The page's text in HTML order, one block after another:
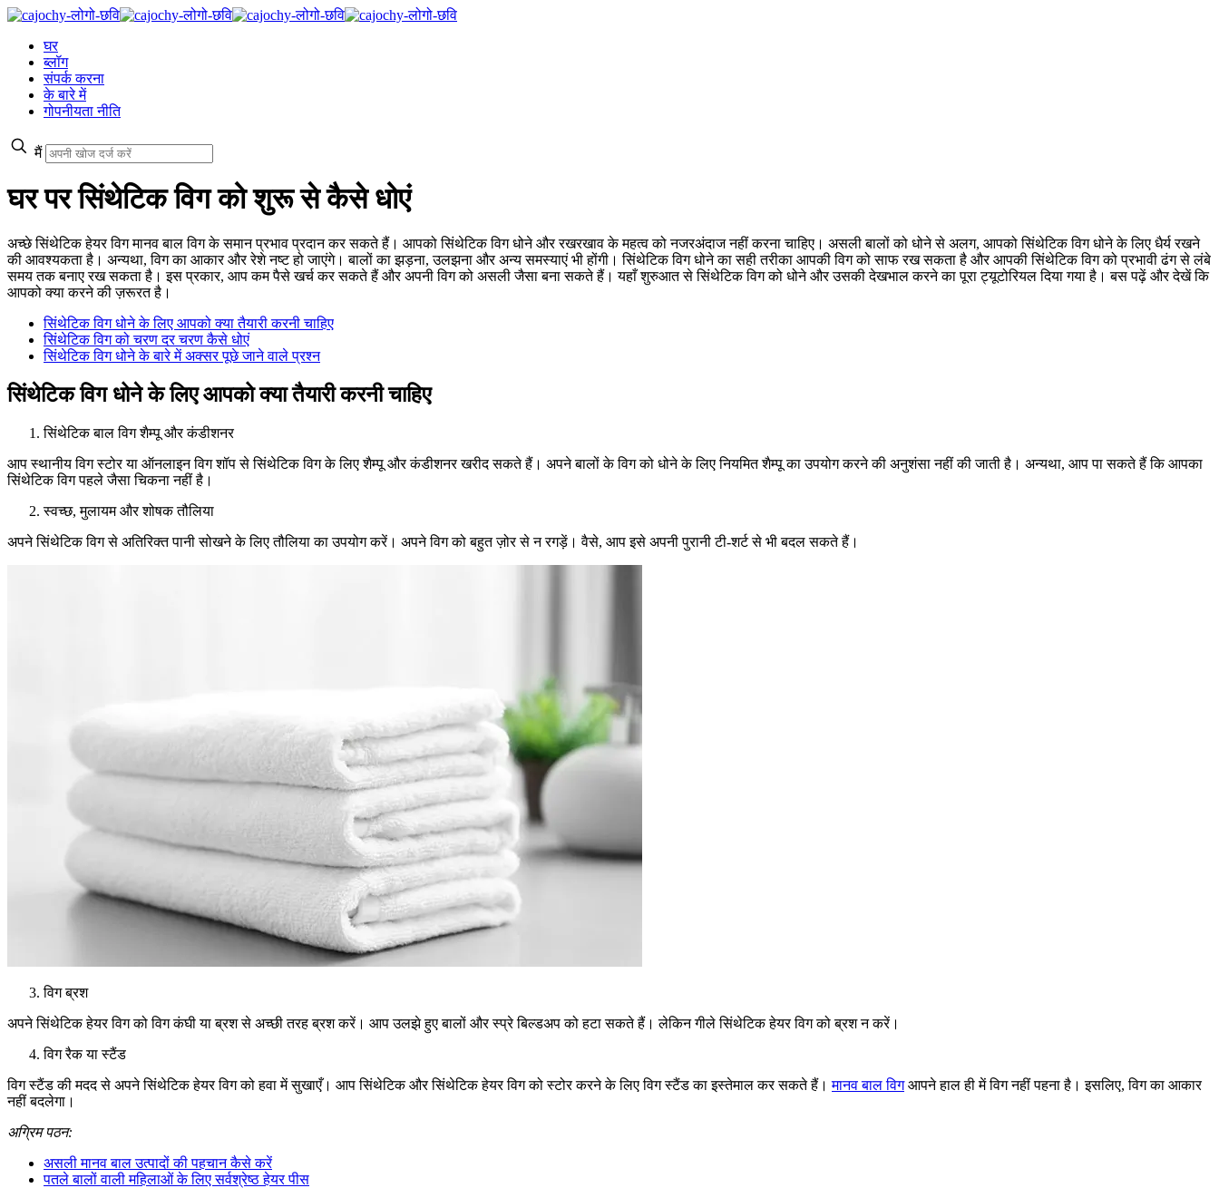
घर
ब्लॉग
संपर्क करना
के बारे में
गोपनीयता नीति
मैं
घर पर सिंथेटिक विग को शुरू से कैसे धोएं
अच्छे सिंथेटिक हेयर विग मानव बाल विग के समान प्रभाव प्रदान कर सकते हैं। आपको सिंथेटिक विग धोने और रखरखाव के महत्व को नजरअंदाज नहीं करना चाहिए। असली बालों को धोने से अलग, आपको सिंथेटिक विग धोने के लिए धैर्य रखने
की आवश्यकता है। अन्यथा, विग का आकार और रेशे नष्ट हो जाएंगे। बालों का झड़ना, उलझना और अन्य समस्याएं भी होंगी। सिंथेटिक विग धोने का सही तरीका आपकी विग को साफ रख सकता है और आपकी सिंथेटिक विग को प्रभावी ढंग से लंबे
समय तक बनाए रख सकता है। इस प्रकार, आप कम पैसे खर्च कर सकते हैं और अपनी विग को असली जैसा बना सकते हैं। यहाँ शुरुआत से सिंथेटिक विग को धोने और उसकी देखभाल करने का पूरा ट्यूटोरियल दिया गया है। बस पढ़ें और देखें कि
आपको क्या करने की ज़रूरत है।
सिंथेटिक विग धोने के लिए आपको क्या तैयारी करनी चाहिए
सिंथेटिक विग को चरण दर चरण कैसे धोएं
सिंथेटिक विग धोने के बारे में अक्सर पूछे जाने वाले प्रश्न
सिंथेटिक विग धोने के लिए आपको क्या तैयारी करनी चाहिए
सिंथेटिक बाल विग शैम्पू और कंडीशनर
आप स्थानीय विग स्टोर या ऑनलाइन विग शॉप से सिंथेटिक विग के लिए शैम्पू और कंडीशनर खरीद सकते हैं। अपने बालों के विग को धोने के लिए नियमित शैम्पू का उपयोग करने की अनुशंसा नहीं की जाती है। अन्यथा, आप पा सकते हैं कि आपका
सिंथेटिक विग पहले जैसा चिकना नहीं है।
स्वच्छ, मुलायम और शोषक तौलिया
अपने सिंथेटिक विग से अतिरिक्त पानी सोखने के लिए तौलिया का उपयोग करें। अपने विग को बहुत ज़ोर से न रगड़ें। वैसे, आप इसे अपनी पुरानी टी-शर्ट से भी बदल सकते हैं।
विग ब्रश
अपने सिंथेटिक हेयर विग को विग कंघी या ब्रश से अच्छी तरह ब्रश करें। आप उलझे हुए बालों और स्प्रे बिल्डअप को हटा सकते हैं। लेकिन गीले सिंथेटिक हेयर विग को ब्रश न करें।
विग रैक या स्टैंड
विग स्टैंड की मदद से अपने सिंथेटिक हेयर विग को हवा में सुखाएँ। आप सिंथेटिक और सिंथेटिक हेयर विग को स्टोर करने के लिए विग स्टैंड का इस्तेमाल कर सकते हैं।मानव बाल विगआपने हाल ही में विग नहीं पहना है। इसलिए, विग का आकार
नहीं बदलेगा।
अग्रिम पठन:
असली मानव बाल उत्पादों की पहचान कैसे करें
पतले बालों वाली महिलाओं के लिए सर्वश्रेष्ठ हेयर पीस